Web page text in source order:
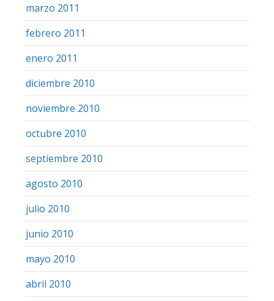
marzo 2011
febrero 2011
enero 2011
diciembre 2010
noviembre 2010
octubre 2010
septiembre 2010
agosto 2010
julio 2010
junio 2010
mayo 2010
abril 2010